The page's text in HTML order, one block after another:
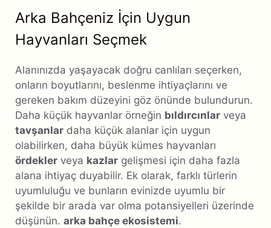
Arka Bahçeniz İçin Uygun
Hayvanları Seçmek
Alanınızda yaşayacak doğru canlıları seçerken,
onların boyutlarını, beslenme ihtiyaçlarını ve
gereken bakım düzeyini göz önünde bulundurun.
Daha küçük hayvanlar örneğin bıldırcınlar veya
tavşanlar daha küçük alanlar için uygun
olabilirken, daha büyük kümes hayvanları
ördekler veya kazlar gelişmesi için daha fazla
alana ihtiyaç duyabilir. Ek olarak, farklı türlerin
uyumluluğu ve bunların evinizde uyumlu bir
şekilde bir arada var olma potansiyelleri üzerinde
düşünün. arka bahçe ekosistemi.